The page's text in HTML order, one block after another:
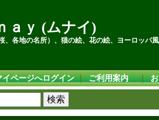
ａｙ (ムナイ)
、各地の名所）、猫の絵、花の絵、ヨーロッパ風
イページへログイン｜ ご利用案内｜